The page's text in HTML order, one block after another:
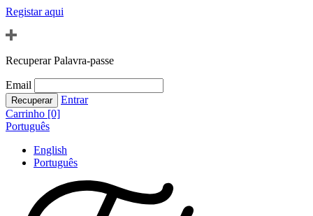
Registar aqui
Recuperar Palavra-passe
Email
Entrar
Carrinho [0]
Português
English
Português